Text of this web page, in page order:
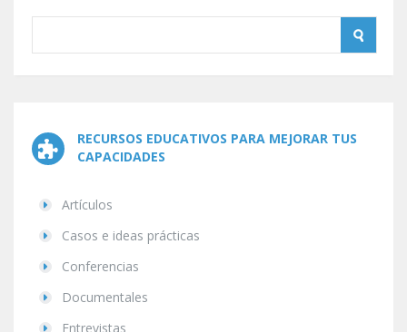
RECURSOS EDUCATIVOS PARA MEJORAR TUS
CAPACIDADES
Artículos
Casos e ideas prácticas
Conferencias
Documentales
Entrevistas